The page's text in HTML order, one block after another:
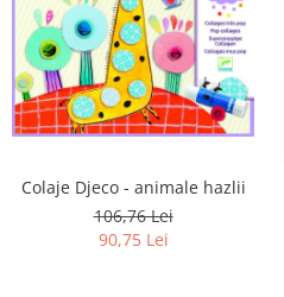
Colaje Djeco - animale hazlii
106,76 Lei
90,75 Lei